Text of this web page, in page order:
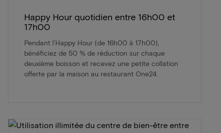
Happy Hour quotidien entre 16h00 et
17h00
Pendant l’Happy Hour (de 16h00 à 17h00),
bénéficiez de 50 % de réduction sur chaque
deuxième boisson et recevez une petite collation
offerte par la maison au restaurant One24.